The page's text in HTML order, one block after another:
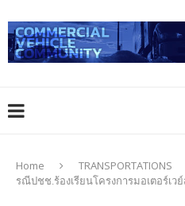
Home TRANSPORTATIONS
รณีปชช.ร้องเรียนโครงการมอเตอร์เว